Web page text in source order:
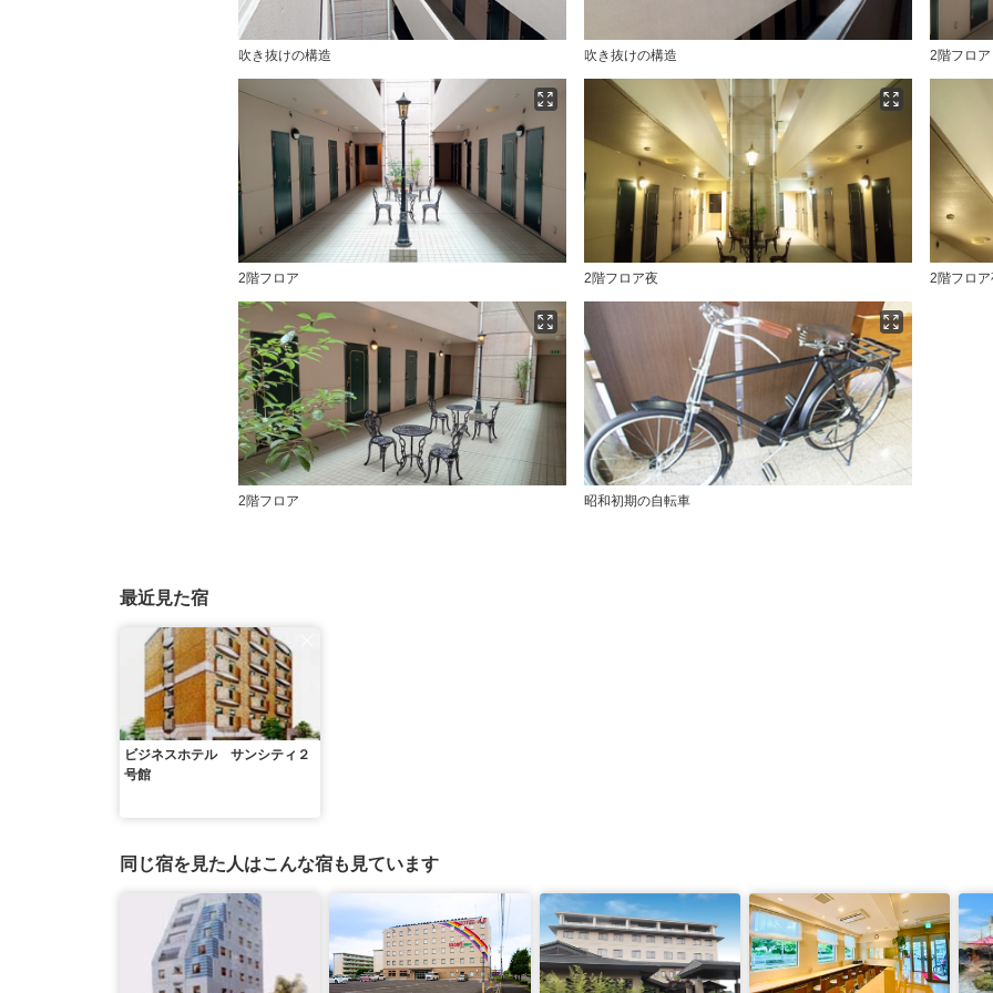
吹き抜けの構造 吹き抜けの構造 2階フロア
2階フロア 2階フロア夜 2階フロ
2階フロア 昭和初期の自転車
最近見た宿
ビジネスホテル サンシティ２
号館
同じ宿を見た人はこんな宿も見ています